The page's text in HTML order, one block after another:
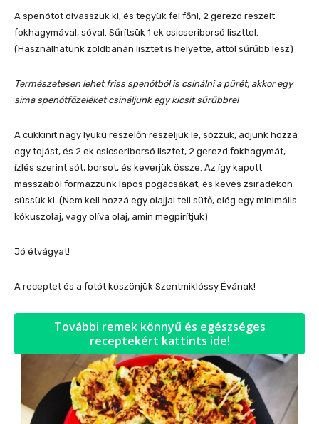
A spenótot olvasszuk ki, és tegyük fel főni, 2 gerezd reszelt
fokhagymával, sóval. Sűrítsük 1 ek csicseriborsó liszttel.
(Használhatunk zöldbanán lisztet is helyette, attól sűrűbb lesz)
Természetesen lehet friss spenótból is csinálni a pürét, akkor egy
sima spenótfőzeléket csináljunk egy kicsit sűrűbbre!
A cukkinit nagy lyukú reszelőn reszeljük le, sózzuk, adjunk hozzá
egy tojást, és 2 ek csicseriborsó lisztet, 2 gerezd fokhagymát,
ízlés szerint sót, borsot, és keverjük össze. Az így kapott
masszából formázzunk lapos pogácsákat, és kevés zsiradékon
süssük ki. (Nem kell hozzá egy olajjal teli sütő, elég egy minimális
kókuszolaj, vagy olíva olaj, amin megpirítjuk)
Jó étvágyat!
A receptet és a fotót köszönjük Szentmiklóssy Évának!
További remek könnyű és egészséges
receptekért kattints ide!